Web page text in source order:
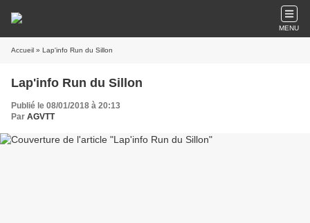
MENU
Accueil » Lap'info Run du Sillon
Lap'info Run du Sillon
Publié le 08/01/2018 à 20:13
Par AGVTT